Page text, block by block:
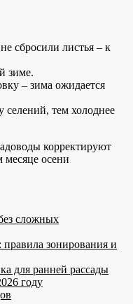
сбросили листья – к
зиме.
– зима ожидается
тем холоднее
корректируют
месяце осени
сложных
зонирования и
для ранней рассады
году